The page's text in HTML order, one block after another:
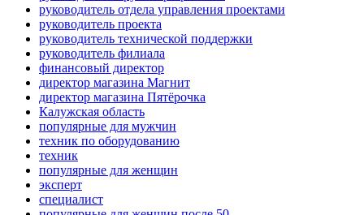
руководитель отдела управления проектами
руководитель проекта
руководитель технической поддержки
руководитель филиала
финансовый директор
директор магазина Магнит
директор магазина Пятёрочка
Калужская область
популярные для мужчин
техник по оборудованию
техник
популярные для женщин
эксперт
специалист